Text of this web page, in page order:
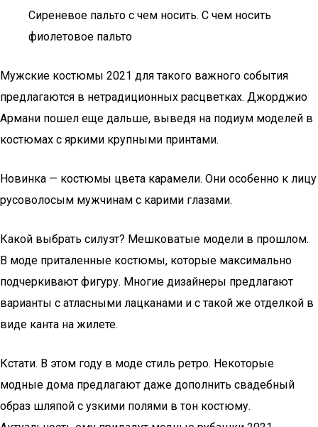
Сиреневое пальто с чем носить. С чем носить
фиолетовое пальто
Мужские костюмы 2021 для такого важного события
предлагаются в нетрадиционных расцветках. Джорджио
Армани пошел еще дальше, выведя на подиум моделей в
костюмах с яркими крупными принтами.
Новинка — костюмы цвета карамели. Они особенно к лицу
русоволосым мужчинам с карими глазами.
Какой выбрать силуэт? Мешковатые модели в прошлом.
В моде приталенные костюмы, которые максимально
подчеркивают фигуру. Многие дизайнеры предлагают
варианты с атласными лацканами и с такой же отделкой в
виде канта на жилете.
Кстати. В этом году в моде стиль ретро. Некоторые
модные дома предлагают даже дополнить свадебный
образ шляпой с узкими полями в тон костюму.